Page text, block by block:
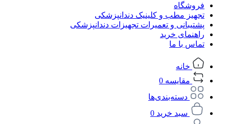
فروشگاه
تجهیز مطب و کلینیک دندانپزشکی
پشتیبانی و تعمیرات تجهیزات دندانپزشکی
راهنمای خرید
تماس با ما
خانه
مقایسه 0
دسته‌بندی‌ها
سبد خرید 0